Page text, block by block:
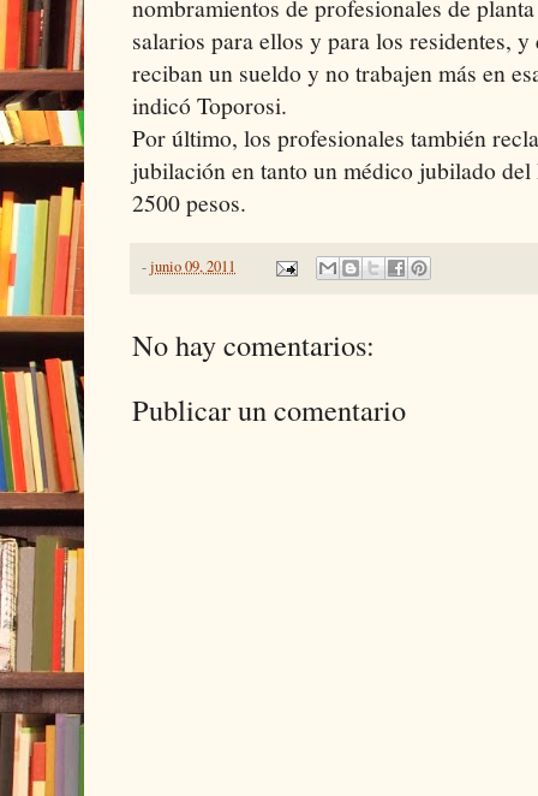
nombramientos de profesionales de
salarios para ellos y para los residentes,
reciban un sueldo y no trabajen más en
indicó Toporosi.
Por último, los profesionales también
jubilación en tanto un médico jubilado
2500 pesos.
-junio 09, 2011
No hay comentarios:
Publicar un comentario